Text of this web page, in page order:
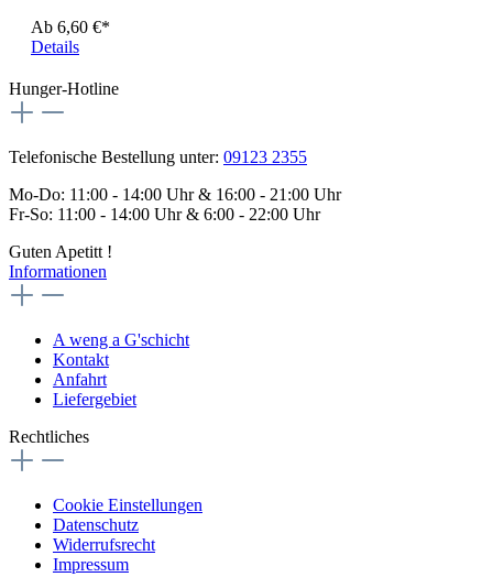
Ab 6,60 €*
Details
Hunger-Hotline
Telefonische Bestellung unter: 09123 2355
Mo-Do: 11:00 - 14:00 Uhr & 16:00 - 21:00 Uhr
Fr-So: 11:00 - 14:00 Uhr & 6:00 - 22:00 Uhr
Guten Apetitt !
Informationen
A weng a G'schicht
Kontakt
Anfahrt
Liefergebiet
Rechtliches
Cookie Einstellungen
Datenschutz
Widerrufsrecht
Impressum